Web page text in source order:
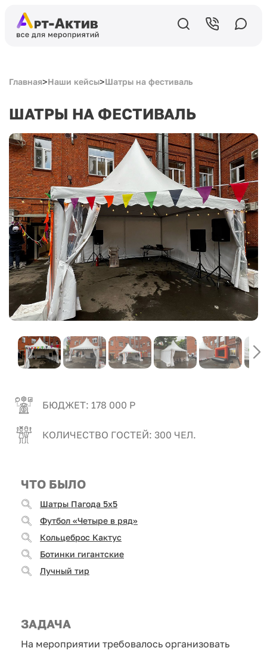
Главная>Наши кейсы>Шатры на фестиваль
ШАТРЫ НА ФЕСТИВАЛЬ
БЮДЖЕТ: 178 000 Р
КОЛИЧЕСТВО ГОСТЕЙ: 300 ЧЕЛ.
ЧТО БЫЛО
Шатры Пагода 5x5
Футбол «Четыре в ряд»
Кольцеброс Кактус
Ботинки гигантские
Лучный тир
ЗАДАЧА
На мероприятии требовалось организовать